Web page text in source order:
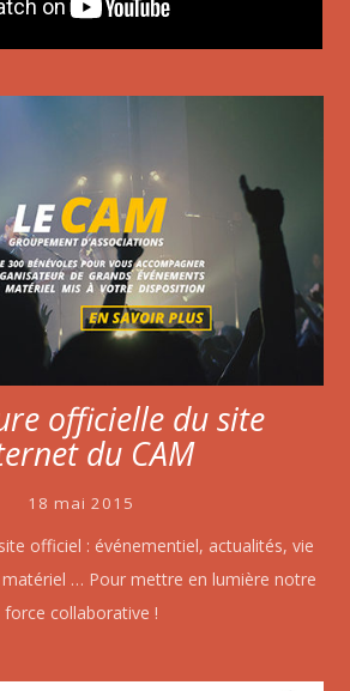
officielle du site
du CAM
18 mai 2015
officiel : événementiel, actualités, vie
… Pour mettre en lumière notre
force collaborative !